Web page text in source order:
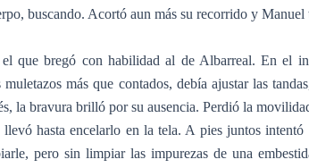
buscando. Acortó aun más su recorrido y
que bregó con habilidad al de Albarreal. En el
más que contados, debía ajustar las
la bravura brilló por su ausencia. Perdió la
hasta encelarlo en la tela. A pies juntos
pero sin limpiar las impurezas de una